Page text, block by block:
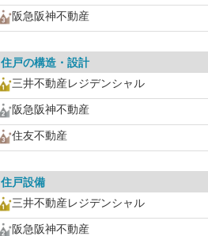
阪急阪神不動産
住戸の構造・設計
三井不動産レジデンシャル
阪急阪神不動産
住友不動産
住戸設備
三井不動産レジデンシャル
阪急阪神不動産